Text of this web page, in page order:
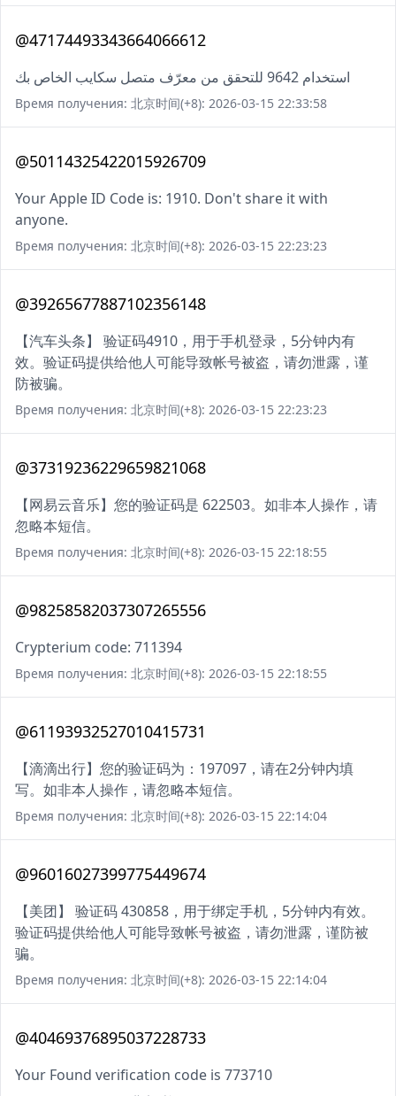
@47174493343664066612
استخدام 9642 للتحقق من معرّف متصل سكايب الخاص بك
Время получения: 北京时间(+8): 2026-03-15 22:33:58
@50114325422015926709
Your Apple ID Code is: 1910. Don't share it with
anyone.
Время получения: 北京时间(+8): 2026-03-15 22:23:23
@39265677887102356148
【汽车头条】 验证码4910，用于手机登录，5分钟内有
效。验证码提供给他人可能导致帐号被盗，请勿泄露，谨
防被骗。
Время получения: 北京时间(+8): 2026-03-15 22:23:23
@37319236229659821068
【网易云音乐】您的验证码是 622503。如非本人操作，请
忽略本短信。
Время получения: 北京时间(+8): 2026-03-15 22:18:55
@98258582037307265556
Crypterium code: 711394
Время получения: 北京时间(+8): 2026-03-15 22:18:55
@61193932527010415731
【滴滴出行】您的验证码为：197097，请在2分钟内填
写。如非本人操作，请忽略本短信。
Время получения: 北京时间(+8): 2026-03-15 22:14:04
@96016027399775449674
【美团】 验证码 430858，用于绑定手机，5分钟内有效。
验证码提供给他人可能导致帐号被盗，请勿泄露，谨防被
骗。
Время получения: 北京时间(+8): 2026-03-15 22:14:04
@40469376895037228733
Your Found verification code is 773710